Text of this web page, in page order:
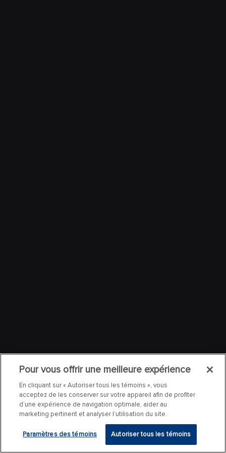
Pour vous offrir une meilleure expérience
En cliquant sur « Autoriser tous les témoins », vous
acceptez de les conserver sur votre appareil afin de profiter
d’une expérience de navigation optimale, aider au
marketing pertinent et analyser l’utilisation du site.
Paramètres des témoins Autoriser tous les témoins